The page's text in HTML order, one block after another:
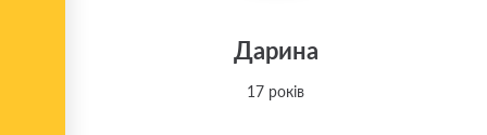
Дарина
17 років